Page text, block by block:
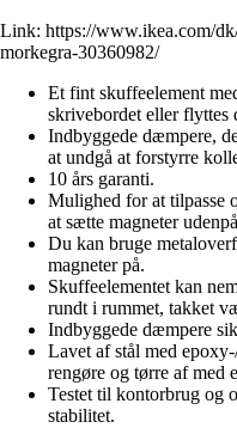
Link: https://www.ikea.com/
morkegra-30360982/
Et fint skuffeelement
skrivebordet eller flyttes
Indbyggede dæmpere,
at undgå at forstyrre
10 års garanti.
Mulighed for at tilpasse
at sætte magneter
Du kan bruge
magneter på.
Skuffeelementet kan
rundt i rummet, takket
Indbyggede dæmpere
Lavet af stål med
rengøre og tørre af med
Testet til kontorbrug og
stabilitet.